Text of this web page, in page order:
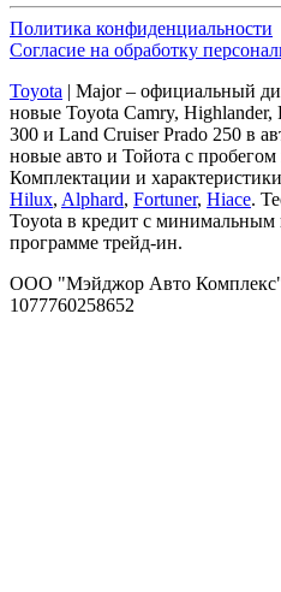
Политика конфиденциальности
Согласие на обработку
Toyota | Major – официальный
новые Toyota Camry,
300 и Land Cruiser Prado 250 в
новые авто и Тойота с
Комплектации и
Hilux, Alphard, Fortuner, Hiace.
Toyota в кредит с минимальным
программе трейд-ин.
ООО "Мэйджор Авто
1077760258652